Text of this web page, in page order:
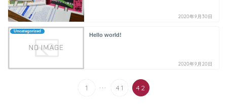
2020年9月30日
Uncategorized
Hello world!
2020年9月20日
1 ... 41 42